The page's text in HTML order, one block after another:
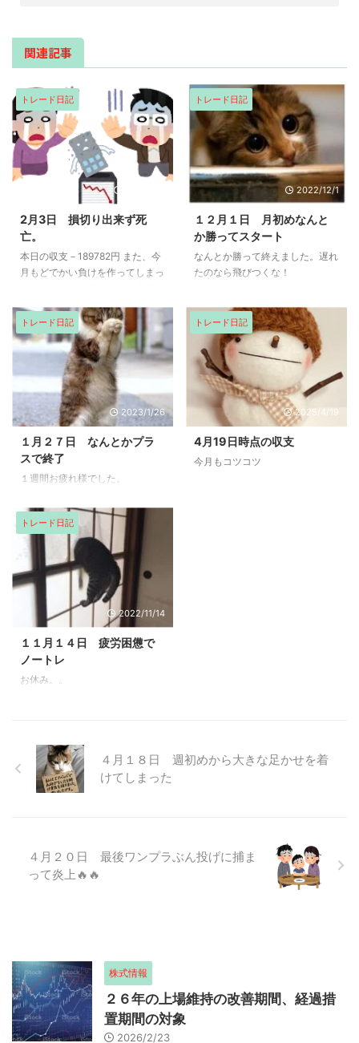
関連記事
トレード日記
2月3日 損切り出来ず死
亡。
本日の収支－189782円 また、今
月もどでかい負けを作ってしまっ
と、しゃれにならなくなってきた
ので、一旦もっとびびって取引を
します。 本当に何も学べてませ
ん。期待値の中でちゃんとトレー
ドをします。損切りは早く。監視
できる銘柄を複数の銘柄を同時に
見ない。やっているときは、1銘
当に後が無い。。。。 恥ずかし
い結果を見られていて情けな
い。。 最後までありがとうござ
しています。クリックして頂け ...
トレード日記
2022/12/1
１２月１日 月初めなんと
か勝ってスタート
なんとか勝って終えました。遅れ
たのなら飛びつくな！
トレード日記
2023/1/26
１月２７日 なんとかプラ
スで終了
１週間お疲れ様でした。
トレード日記
2025/4/19
4月19日時点の収支
今月もコツコツ
トレード日記
2022/11/14
１１月１４日 疲労困憊で
ノートレ
お休み。。
４月１８日 週初めから大きな足かせを着
けてしまった
４月２０日 最後ワンプラぶん投げに捕ま
って炎上🔥🔥
株式情報
２６年の上場維持の改善期間、経過措
置期間の対象
2026/2/23